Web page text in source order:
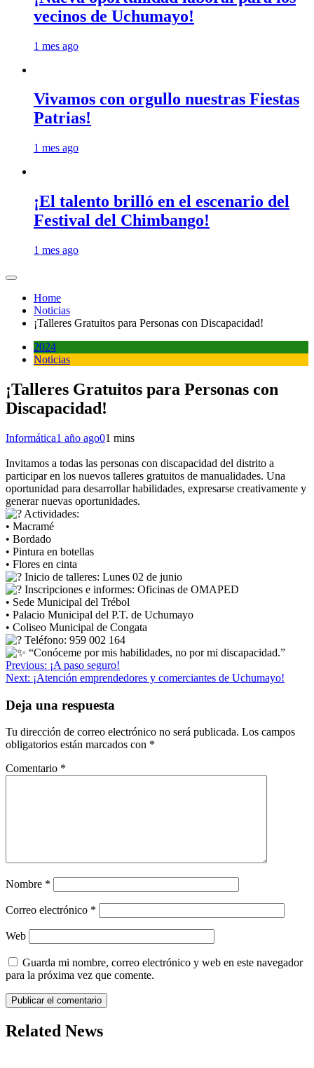
vecinos de Uchumayo!
1 mes ago
Vivamos con orgullo nuestras Fiestas
Patrias!
1 mes ago
¡El talento brilló en el escenario del
Festival del Chimbango!
1 mes ago
Home
Noticias
¡Talleres Gratuitos para Personas con Discapacidad!
2024
Noticias
¡Talleres Gratuitos para Personas con
Discapacidad!
Informática1 año ago01 mins
Invitamos a todas las personas con discapacidad del distrito a
participar en los nuevos talleres gratuitos de manualidades. Una
oportunidad para desarrollar habilidades, expresarse creativamente y
generar nuevas oportunidades.
Actividades:
• Macramé
• Bordado
• Pintura en botellas
• Flores en cinta
Inicio de talleres: Lunes 02 de junio
Inscripciones e informes: Oficinas de OMAPED
• Sede Municipal del Trébol
• Palacio Municipal del P.T. de Uchumayo
• Coliseo Municipal de Congata
Teléfono: 959 002 164
“Conóceme por mis habilidades, no por mi discapacidad.”
Navegación
de
entradas
Previous: ¡A paso seguro!
Next: ¡Atención emprendedores y comerciantes de Uchumayo!
Deja una respuesta
Tu dirección de correo electrónico no será publicada. Los campos
obligatorios están marcados con *
Comentario *
Nombre *
Correo electrónico *
Web
Guarda mi nombre, correo electrónico y web en este navegador
para la próxima vez que comente.
Related News